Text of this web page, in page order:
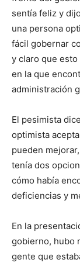
sentía feliz y
una persona
fácil gobernar
y claro que
en la que
administración
El pesimista
optimista
pueden
tenía dos
cómo había
deficiencias y
En la
gobierno, hubo
gente que